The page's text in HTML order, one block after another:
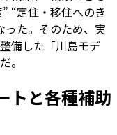
“定住・移住へのき
った。そのため、実
備した「川島モデ
。
トと各種補助